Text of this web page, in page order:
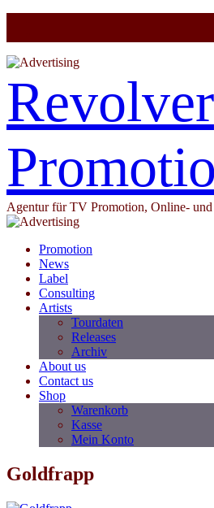
Revolver
Agentur für TV Promotion, Online-
Promotion
News
Label
Consulting
Artists
Tourdaten
Releases
Archiv
About us
Contact us
Shop
Warenkorb
Kasse
Mein Konto
Goldfrapp